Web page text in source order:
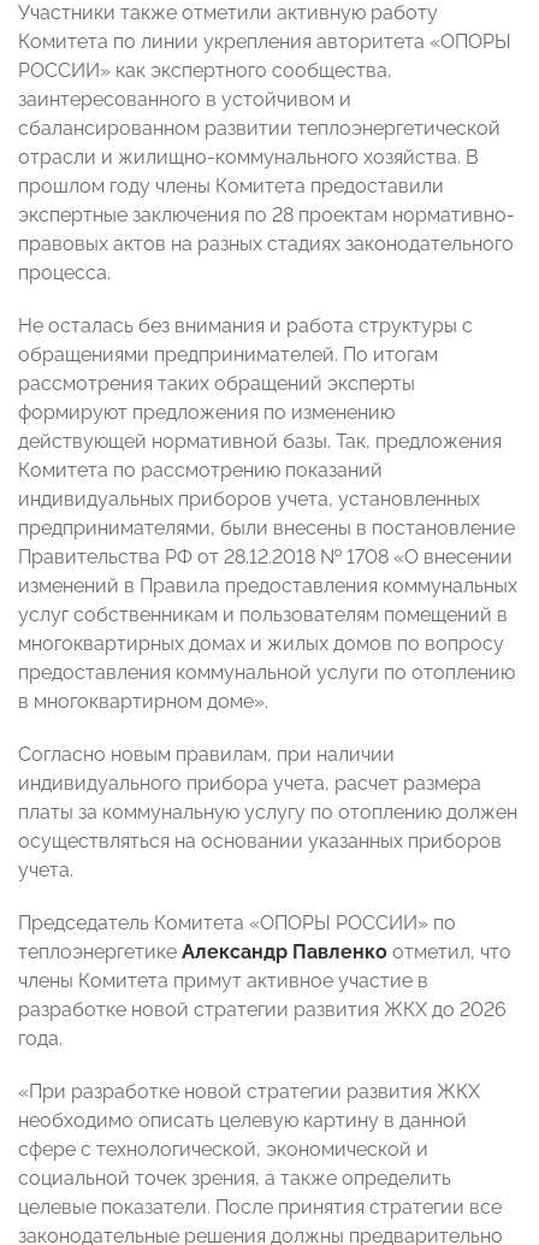
Участники также отметили активную работу
Комитета по линии укрепления авторитета «ОПОРЫ
РОССИИ» как экспертного сообщества,
заинтересованного в устойчивом и
сбалансированном развитии теплоэнергетической
отрасли и жилищно-коммунального хозяйства. В
прошлом году члены Комитета предоставили
экспертные заключения по 28 проектам нормативно-
правовых актов на разных стадиях законодательного
процесса.
Не осталась без внимания и работа структуры с
обращениями предпринимателей. По итогам
рассмотрения таких обращений эксперты
формируют предложения по изменению
действующей нормативной базы. Так, предложения
Комитета по рассмотрению показаний
индивидуальных приборов учета, установленных
предпринимателями, были внесены в постановление
Правительства РФ от 28.12.2018 № 1708 «О внесении
изменений в Правила предоставления коммунальных
услуг собственникам и пользователям помещений в
многоквартирных домах и жилых домов по вопросу
предоставления коммунальной услуги по отоплению
в многоквартирном доме».
Согласно новым правилам, при наличии
индивидуального прибора учета, расчет размера
платы за коммунальную услугу по отоплению должен
осуществляться на основании указанных приборов
учета.
Председатель Комитета «ОПОРЫ РОССИИ» по
теплоэнергетике Александр Павленко отметил, что
члены Комитета примут активное участие в
разработке новой стратегии развития ЖКХ до 2026
года.
«При разработке новой стратегии развития ЖКХ
необходимо описать целевую картину в данной
сфере с технологической, экономической и
социальной точек зрения, а также определить
целевые показатели. После принятия стратегии все
законодательные решения должны предварительно